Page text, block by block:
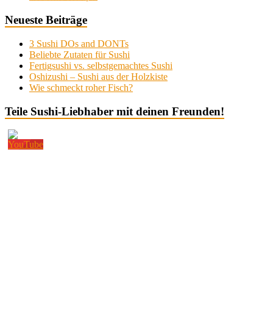
Neueste Beiträge
3 Sushi DOs and DONTs
Beliebte Zutaten für Sushi
Fertigsushi vs. selbstgemachtes Sushi
Oshizushi – Sushi aus der Holzkiste
Wie schmeckt roher Fisch?
Teile Sushi-Liebhaber mit deinen Freunden!